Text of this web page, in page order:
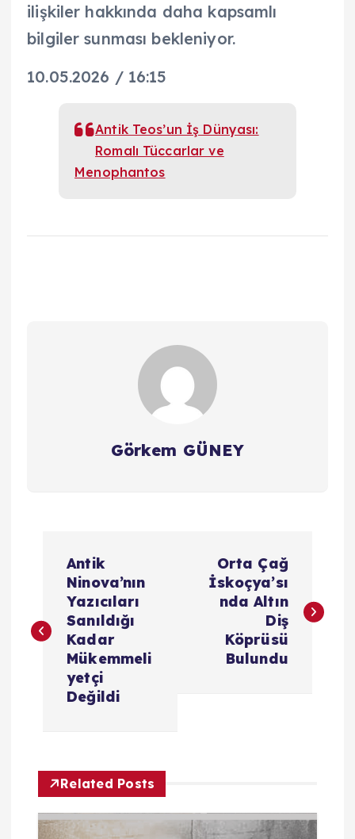
ilişkiler hakkında daha kapsamlı
bilgiler sunması bekleniyor.
10.05.2026 / 16:15
Antik Teos’un İş Dünyası:
Romalı Tüccarlar ve
Menophantos
Görkem GÜNEY
z
z
Antik
Ninova’nın
Yazıcıları
Sanıldığı
Kadar
Mükemmeli
yetçi
Değildi
Orta Çağ
İskoçya’sı
nda Altın
Diş
Köprüsü
Bulundu
Related Posts